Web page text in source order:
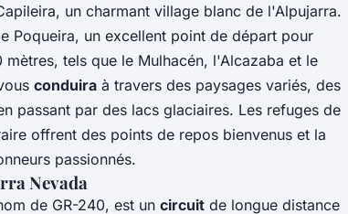
un charmant village blanc de l'Alpujarra.
Poqueira, un excellent point de départ pour
tels que le Mulhacén, l'Alcazaba et le
conduira à travers des paysages variés, des
passant par des lacs glaciaires. Les refuges de
offrent des points de repos bienvenus et la
passionnés.
Nevada
de GR-240, est un circuit de longue distance